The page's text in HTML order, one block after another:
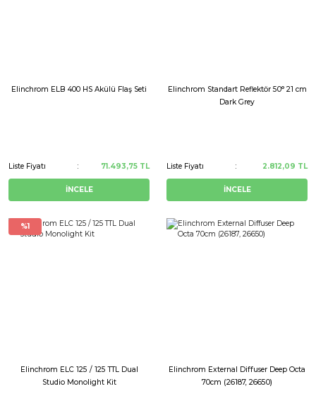
Elinchrom ELB 400 HS Akülü Flaş Seti
Liste Fiyatı 71.493,75 TL
İNCELE
Elinchrom Standart Reflektör 50° 21 cm
Dark Grey
Liste Fiyatı 2.812,09 TL
İNCELE
%1
Elinchrom ELC 125 / 125 TTL Dual
Studio Monolight Kit
Elinchrom External Diffuser Deep Octa
70cm (26187, 26650)